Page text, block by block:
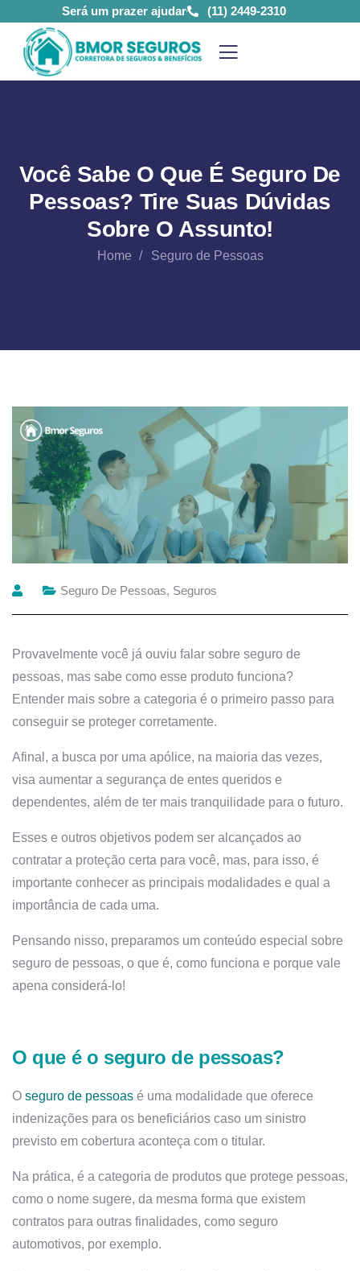
Será um prazer ajudar (11) 2449-2310
Você Sabe O Que É Seguro De
Pessoas? Tire Suas Dúvidas
Sobre O Assunto!
Home Seguro de Pessoas
Seguro De Pessoas, Seguros
Provavelmente você já ouviu falar sobre seguro de
pessoas, mas sabe como esse produto funciona?
Entender mais sobre a categoria é o primeiro passo para
conseguir se proteger corretamente.
Afinal, a busca por uma apólice, na maioria das vezes,
visa aumentar a segurança de entes queridos e
dependentes, além de ter mais tranquilidade para o futuro.
Esses e outros objetivos podem ser alcançados ao
contratar a proteção certa para você, mas, para isso, é
importante conhecer as principais modalidades e qual a
importância de cada uma.
Pensando nisso, preparamos um conteúdo especial sobre
seguro de pessoas, o que é, como funciona e porque vale
apena considerá-lo!
O que é o seguro de pessoas?
O seguro de pessoas é uma modalidade que oferece
indenizações para os beneficiários caso um sinistro
previsto em cobertura aconteça com o titular.
Na prática, é a categoria de produtos que protege pessoas,
como o nome sugere, da mesma forma que existem
contratos para outras finalidades, como seguro
automotivos, por exemplo.